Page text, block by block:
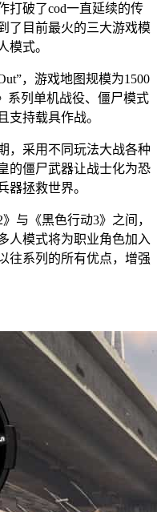
打破了cod一直延续的传
了目前最火的三大游戏模
模式。
，游戏地图规模为1500
系列单机战役、僵尸模式
支持载具作战。
，采用不同玩法大战各种
的僵尸武器让战士化为恐
器拯救世界。
与《黑色行动3》之间，
人模式将为职业角色加入
往系列的所有优点，增强